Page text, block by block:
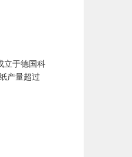
立于德国科
产量超过